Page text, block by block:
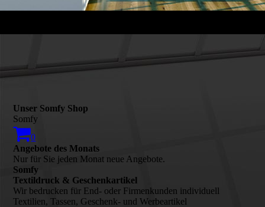
Unser Somfy Shop
Somfy
0
Angebote des Monats
Nur für Sie jeden Monat neue Angebote.
Somfy
Textildruck & Geschenkartikel
Wir bedrucken für End- oder Firmenkunden individuell
Textilien, Tassen, Geschenk- und Werbeartikel